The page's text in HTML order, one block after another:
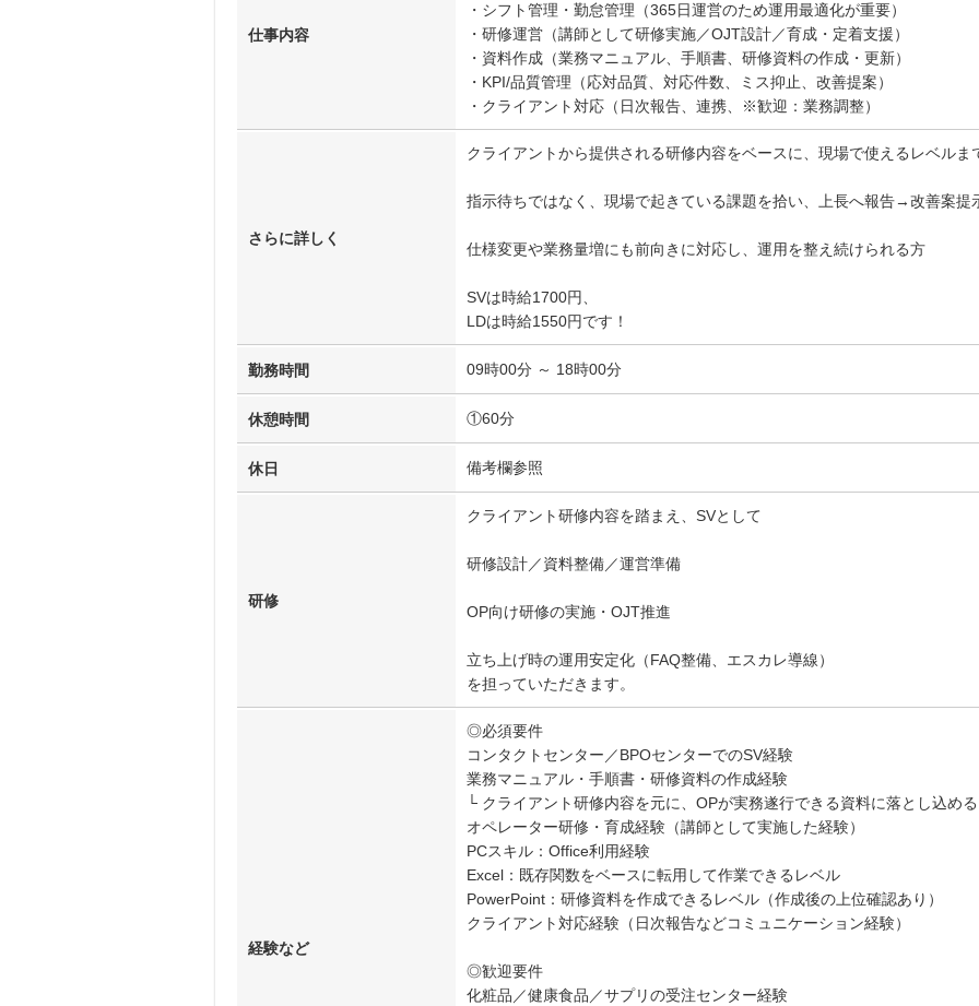
仕事内容
・シフト管理・勤怠管理（365日運営のため運用最適化が重要）
・研修運営（講師として研修実施／OJT設計／育成・定着支援）
・資料作成（業務マニュアル、手順書、研修資料の作成・更新）
・KPI/品質管理（応対品質、対応件数、ミス抑止、改善提案）
・クライアント対応（日次報告、連携、※歓迎：業務調整）
さらに詳しく
クライアントから提供される研修内容をベースに、現場で使えるレベル
指示待ちではなく、現場で起きている課題を拾い、上長へ報告→改善案
仕様変更や業務量増にも前向きに対応し、運用を整え続けられる方
SVは時給1700円、
LDは時給1550円です！
勤務時間 09時00分 ～ 18時00分
休憩時間 ①60分
休日 備考欄参照
研修
クライアント研修内容を踏まえ、SVとして
研修設計／資料整備／運営準備
OP向け研修の実施・OJT推進
立ち上げ時の運用安定化（FAQ整備、エスカレ導線）
を担っていただきます。
経験など
◎必須要件
コンタクトセンター／BPOセンターでのSV経験
業務マニュアル・手順書・研修資料の作成経験
└ クライアント研修内容を元に、OPが実務遂行できる資料に落とし込め
オペレーター研修・育成経験（講師として実施した経験）
PCスキル：Office利用経験
Excel：既存関数をベースに転用して作業できるレベル
PowerPoint：研修資料を作成できるレベル（作成後の上位確認あり）
クライアント対応経験（日次報告などコミュニケーション経験）
◎歓迎要件
化粧品／健康食品／サプリの受注センター経験